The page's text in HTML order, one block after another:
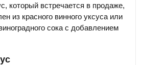
который встречается в продаже,
из красного винного уксуса или
сока с добавлением